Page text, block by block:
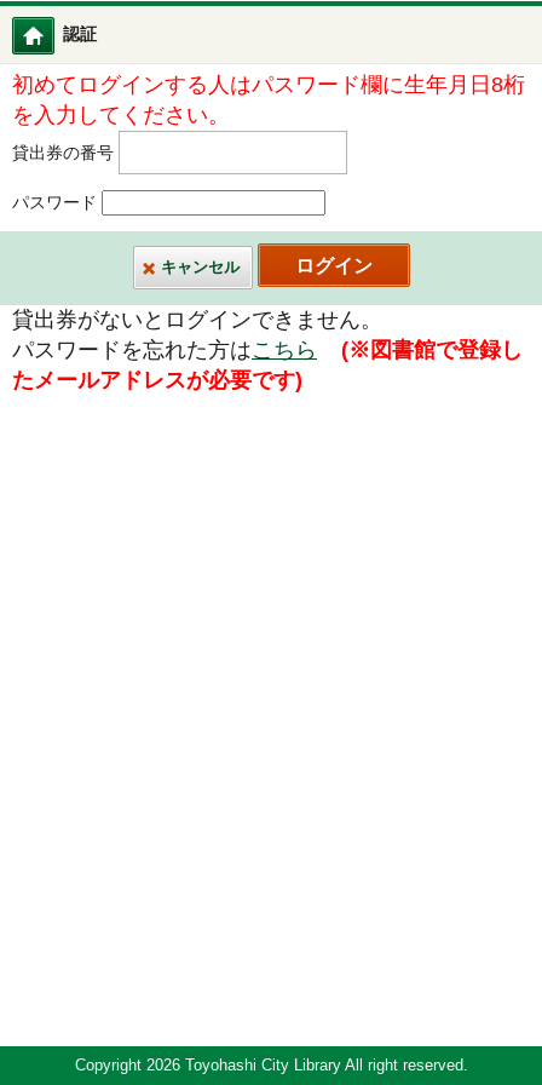
認証
図書館ホーム
初めてログインする人はパスワード欄に生年月日8桁
を入力してください。
貸出券の番号
パスワード
キャンセル
貸出券がないとログインできません。
パスワードを忘れた方はこちら
(※図書館で登録し
たメールアドレスが必要です)
Copyright 2026 Toyohashi City Library All right reserved.